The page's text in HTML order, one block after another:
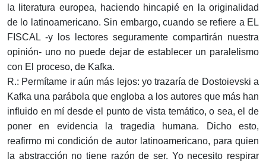
la literatura europea, haciendo hincapié en la originalidad
de lo latinoamericano. Sin embargo, cuando se refiere a EL
FISCAL -y los lectores seguramente compartirán nuestra
opinión- uno no puede dejar de establecer un paralelismo
con El proceso, de Kafka.
R.: Permítame ir aún más lejos: yo trazaría de Dostoievski a
Kafka una parábola que engloba a los autores que más han
influido en mí desde el punto de vista temático, o sea, el de
poner en evidencia la tragedia humana. Dicho esto,
reafirmo mi condición de autor latinoamericano, para quien
la abstracción no tiene razón de ser. Yo necesito respirar